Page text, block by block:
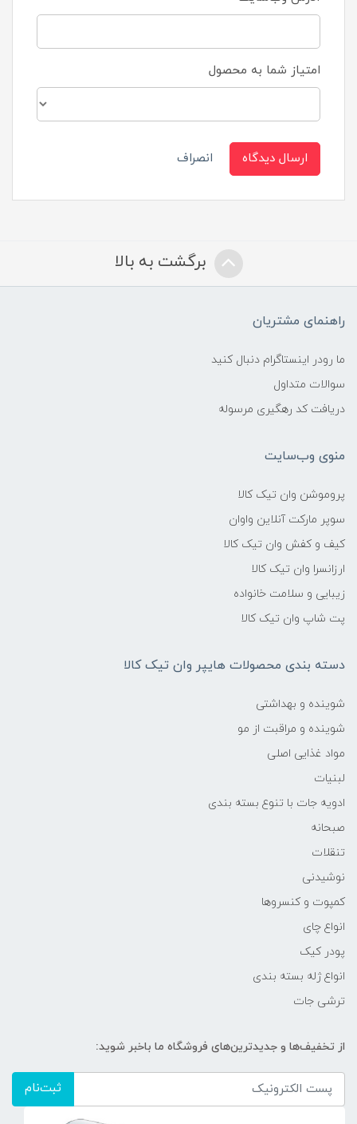
امتیاز شما به محصول
ارسال دیدگاه انصراف
برگشت به بالا
راهنمای مشتریان
ما رودر اینستاگرام دنبال کنید
سوالات متداول
دریافت کد رهگیری مرسوله
منوی وب‌سایت
پروموشن وان تیک کالا
سوپر مارکت آنلاین واوان
کیف و کفش وان تیک کالا
ارزانسرا وان تیک کالا
زیبایی و سلامت خانواده
پت شاپ وان تیک کالا
دسته بندی محصولات هایپر وان تیک کالا
شوینده و بهداشتی
شوینده و مراقبت از مو
مواد غذایی اصلی
لبنیات
ادویه جات با تنوع بسته بندی
صبحانه
تنقلات
نوشیدنی
کمپوت و کنسروها
انواع چای
پودر کیک
انواع ژله بسته بندی
ترشی جات
از تخفیف‌ها و جدیدترین‌های فروشگاه ما باخبر شوید:
ثبت‌نام